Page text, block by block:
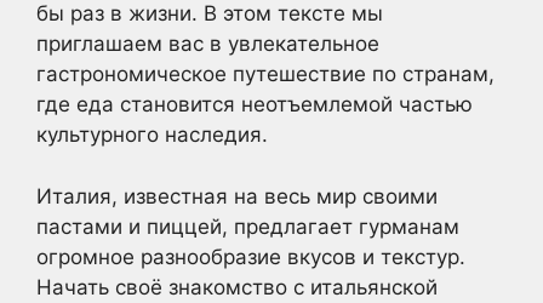
бы раз в жизни. В этом тексте мы
приглашаем вас в увлекательное
гастрономическое путешествие по странам,
где еда становится неотъемлемой частью
культурного наследия.
Италия, известная на весь мир своими
пастами и пиццей, предлагает гурманам
огромное разнообразие вкусов и текстур.
Начать своё знакомство с итальянской